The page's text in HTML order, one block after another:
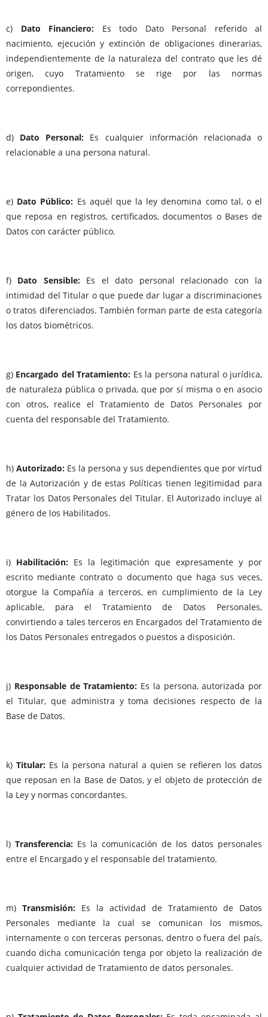
c) Dato Financiero: Es todo Dato Personal referido al
nacimiento, ejecución y extinción de obligaciones dinerarias,
independientemente de la naturaleza del contrato que les dé
origen, cuyo Tratamiento se rige por las normas
correpondientes.
d) Dato Personal: Es cualquier información relacionada o
relacionable a una persona natural.
e) Dato Público: Es aquél que la ley denomina como tal, o el
que reposa en registros, certificados, documentos o Bases de
Datos con carácter público.
f) Dato Sensible: Es el dato personal relacionado con la
intimidad del Titular o que puede dar lugar a discriminaciones
o tratos diferenciados. También forman parte de esta categoría
los datos biométricos.
g) Encargado del Tratamiento: Es la persona natural o jurídica,
de naturaleza pública o privada, que por sí misma o en asocio
con otros, realice el Tratamiento de Datos Personales por
cuenta del responsable del Tratamiento.
h) Autorizado: Es la persona y sus dependientes que por virtud
de la Autorización y de estas Políticas tienen legitimidad para
Tratar los Datos Personales del Titular. El Autorizado incluye al
género de los Habilitados.
i) Habilitación: Es la legitimación que expresamente y por
escrito mediante contrato o documento que haga sus veces,
otorgue la Compañía a terceros, en cumplimiento de la Ley
aplicable, para el Tratamiento de Datos Personales,
convirtiendo a tales terceros en Encargados del Tratamiento de
los Datos Personales entregados o puestos a disposición.
j) Responsable de Tratamiento: Es la persona, autorizada por
el Titular, que administra y toma decisiones respecto de la
Base de Datos.
k) Titular: Es la persona natural a quien se refieren los datos
que reposan en la Base de Datos, y el objeto de protección de
la Ley y normas concordantes.
l) Transferencia: Es la comunicación de los datos personales
entre el Encargado y el responsable del tratamiento.
m) Transmisión: Es la actividad de Tratamiento de Datos
Personales mediante la cual se comunican los mismos,
internamente o con terceras personas, dentro o fuera del país,
cuando dicha comunicación tenga por objeto la realización de
cualquier actividad de Tratamiento de datos personales.